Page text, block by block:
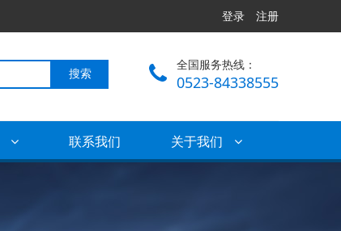
登录 注册
全国服务热线：
0523-84338555
搜索
联系我们 关于我们